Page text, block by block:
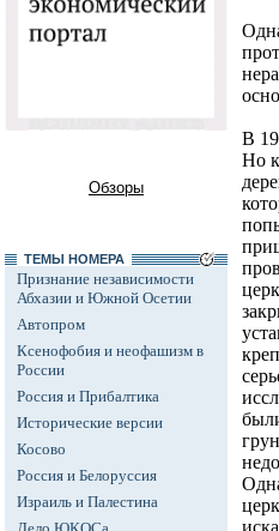
Обзоры
ТЕМЫ НОМЕРА
Признание независимости
Абхазии и Южной Осетии
Автопром
Ксенофобия и неофашизм в
России
Россия и Прибалтика
Исторические версии
Косово
Россия и Белоруссия
Израиль и Палестина
В
Но